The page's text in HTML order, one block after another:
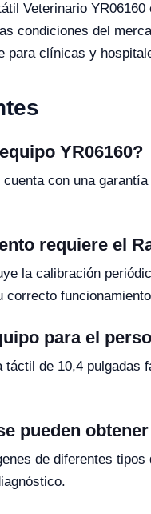
Veterinario
condiciones del
para clínicas y
YR06160?
con una
requiere el
la calibración
correcto
para el
de 10,4 pulgadas
pueden
de diferentes